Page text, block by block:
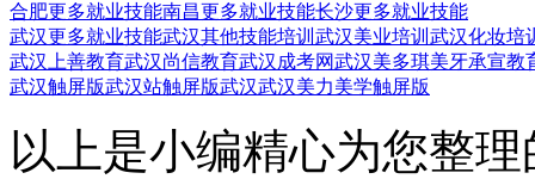
合肥更多就业技能南昌更多就业技能长沙更多就业技能
武汉更多就业技能武汉其他技能培训 武汉美业培训 武汉化妆培
武汉上善教育武汉尚信教育武汉成考网武汉美多琪美牙承宣教
武汉触屏版武汉站触屏版武汉武汉美力美学触屏版
以上是小编精心为您整